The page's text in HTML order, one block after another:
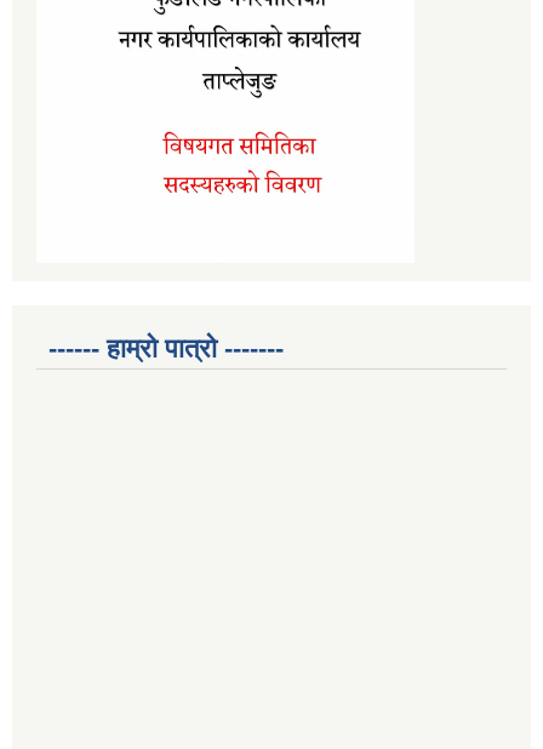
------ हाम्रो पात्रो -------